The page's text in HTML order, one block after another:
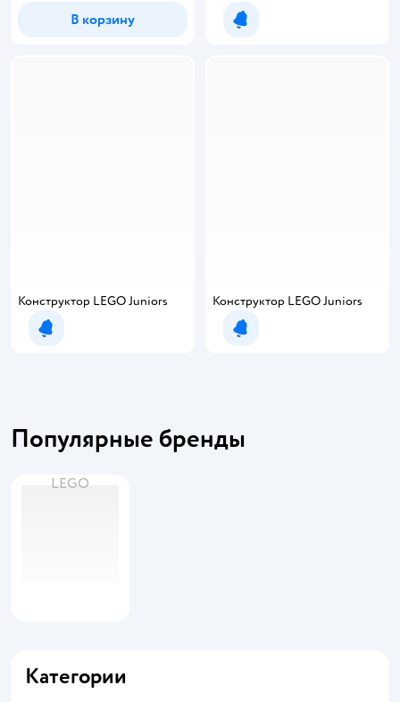
В корзину Уведомить о появлении
Конструктор LEGO Juniors
Уведомить о появлении
Конструктор LEGO Juniors
Уведомить о появлении
Популярные бренды
LEGO
Категории